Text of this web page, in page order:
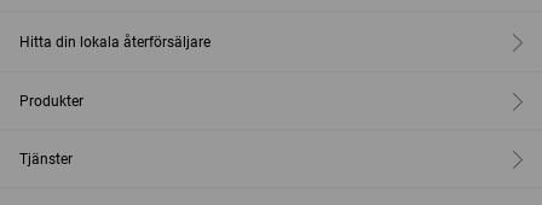
Hitta din lokala återförsäljare
Produkter
Tjänster